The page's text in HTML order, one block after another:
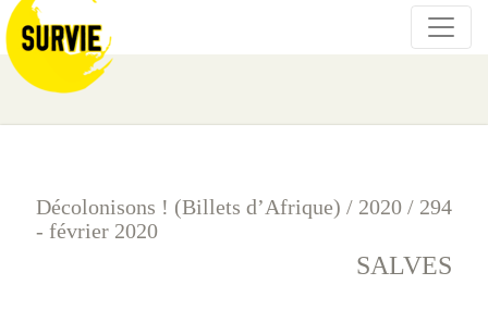
Décolonisons ! (Billets d’Afrique) / 2020 / 294
- février 2020
SALVES